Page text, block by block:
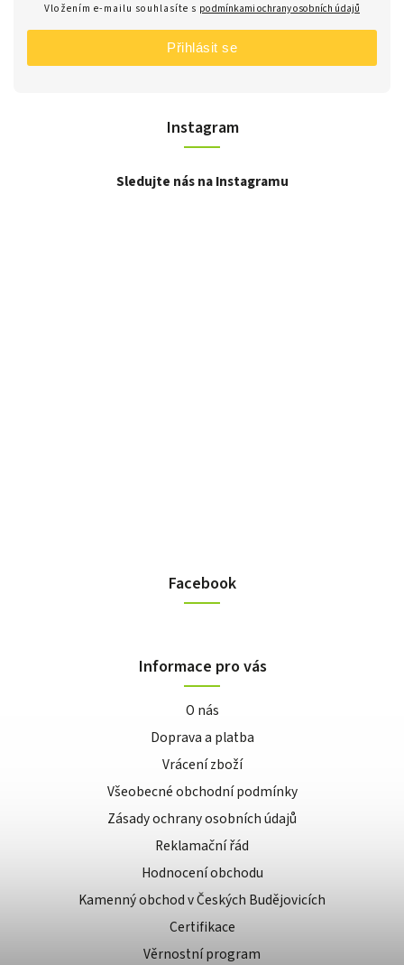
Instagram
Sledujte nás na Instagramu
Vložením e-mailu souhlasíte s podmínkami ochrany osobních údajů
Přihlásit se
Facebook
Informace pro vás
O nás
Doprava a platba
Vrácení zboží
Všeobecné obchodní podmínky
Zásady ochrany osobních údajů
Reklamační řád
Hodnocení obchodu
Kamenný obchod v Českých Budějovicích
Certifikace
Věrnostní program